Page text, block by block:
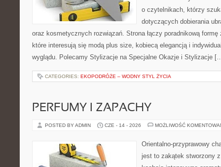
o czytelnikach, którzy
dotyczących dobierania
oraz kosmetycznych rozwiązań. Strona łączy poradnikową
które interesują się modą plus size, kobiecą elegancją i
wyglądu. Polecamy Stylizacje na Specjalne Okazje i Stylizacje
CATEGORIES: EKOPODRÓŻE – WODNY STYL ŻYCIA
PERFUMY I ZAPACHY
POSTED BY ADMIN CZE - 14 - 2026 MOŻLIWOŚĆ
Orientalno-przyprawowy
jest to zakątek stworzony